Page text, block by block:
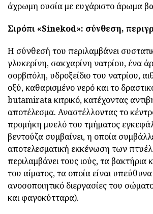
άχρωμη ουσία με ευχάριστο άρωμα
Σιρόπι «Sinekod»: σύνθεση,
Η σύνθεσή του περιλαμβάνει
γλυκερίνη, σακχαρίνη νατρίου, ένα
σορβιτόλη, υδροξείδιο του νατρίου,
οξύ, καθαρισμένο νερό και το
butamirata κιτρικό, κατέχοντας
αποτέλεσμα. Αναστέλλοντας το
προμήκη μυελό του τμήματος
βεντούζα συμβαίνει, η οποία
αποτελεσματική εκκένωση των
περιλαμβάνει τους ιούς, τα βακτήρια
του αίματος, τα οποία είναι υπεύθυνα
ανοσοποιητικό διεργασίες του
και φαγοκύτταρα).